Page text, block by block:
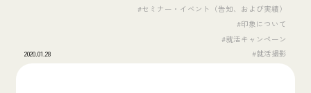
2020.01.28
#セミナー・イベント（告知、および実績）
#印象について
#就活キャンペーン
#就活撮影